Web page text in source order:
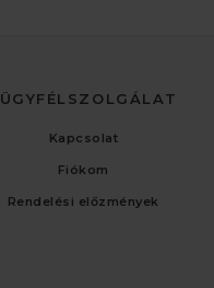
ÜGYFÉLSZOLGÁLAT
Kapcsolat
Fiókom
Rendelési előzmények